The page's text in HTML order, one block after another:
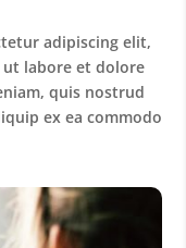
adipiscing elit,
labore et dolore
quis nostrud
ex ea commodo